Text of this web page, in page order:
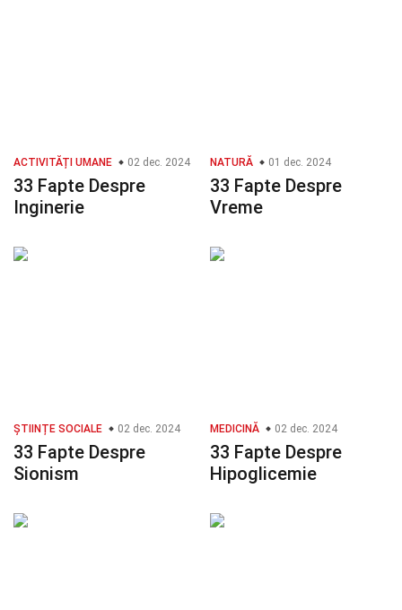
ACTIVITĂȚI UMANE 02 dec. 2024
33 Fapte Despre
Inginerie
NATURĂ 01 dec. 2024
33 Fapte Despre
Vreme
ȘTIINȚE SOCIALE 02 dec. 2024
33 Fapte Despre
Sionism
MEDICINĂ 02 dec. 2024
33 Fapte Despre
Hipoglicemie